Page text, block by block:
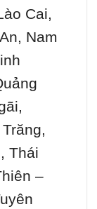
Cai,
Nam
Thái
–